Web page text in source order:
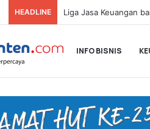
HEADLINE
INFO BISNIS